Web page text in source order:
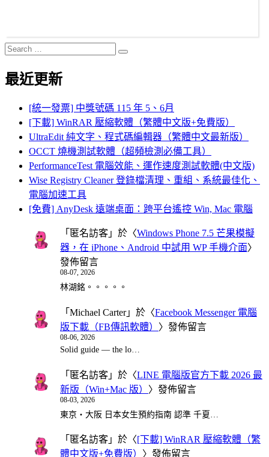
Search
for:
Search
最近更新
[統一發票] 中獎號碼 115 年 5、6月
[下載] WinRAR 壓縮軟體（繁體中文版+免費版）
UltraEdit 純文字、程式碼編輯器（繁體中文最新版）
OCCT 燒機測試軟體（超頻檢測必備工具）
PerformanceTest 電腦效能、運作速度測試軟體(中文版)
Wise Registry Cleaner 登錄檔清理、重組、系統最佳化、
電腦加速工具
[免費] AnyDesk 遠端桌面：跨平台遙控 Win, Mac 電腦
「 匿名訪客 」於〈Windows Phone 7.5 芒果模擬
器，在 iPhone、Android 中試用 WP 手機介面〉
發佈留言
08-07, 2026
林湖銘。。。。。
「 Michael Carter」於〈Facebook Messenger 電腦
版下載（FB傳訊軟體） 〉發佈留言
08-06, 2026
Solid guide — the lo…
「 匿名訪客 」於〈LINE 電腦版官方下載 2026 最
新版（Win+Mac 版） 〉發佈留言
08-03, 2026
東京・大阪 日本女生預約指南 認準 千夏…
「 匿名訪客 」於〈[下載] WinRAR 壓縮軟體（繁
體中文版+免費版） 〉發佈留言